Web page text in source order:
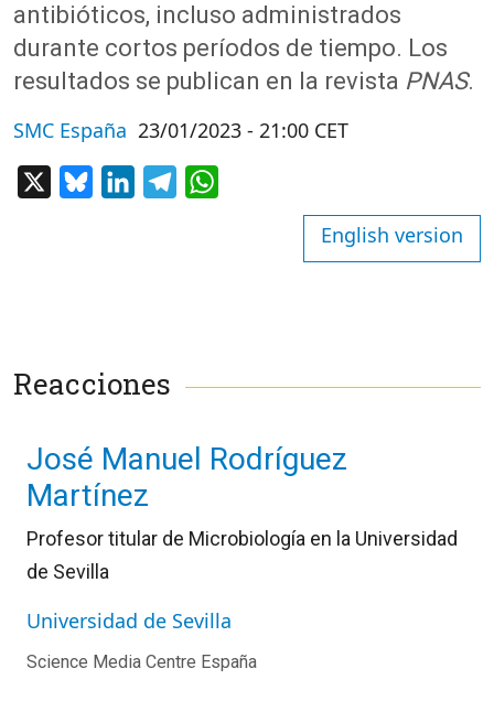
antibióticos, incluso administrados
durante cortos períodos de tiempo. Los
resultados se publican en la revista PNAS.
SMC España 23/01/2023 - 21:00 CET
BlueskyLinkedInTelegram
English version
Reacciones
José Manuel Rodríguez
Martínez
Profesor titular de Microbiología en la Universidad
de Sevilla
Universidad de Sevilla
Science Media Centre España